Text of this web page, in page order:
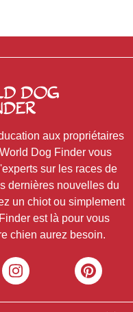
aux propriétaires
Dog Finder vous
sur les races de
dernières nouvelles du
un chiot ou simplement
est là pour vous
chien aurez besoin.